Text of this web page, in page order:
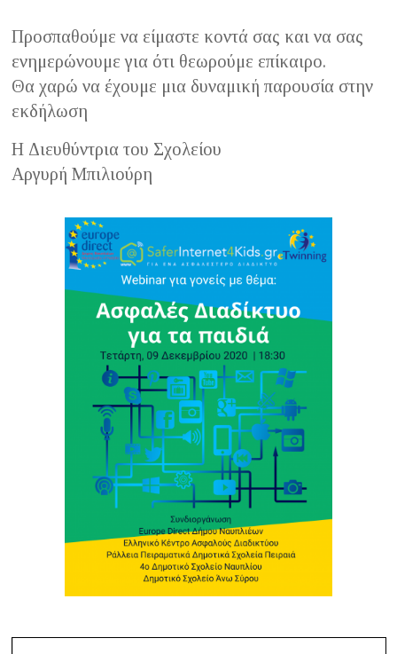
Προσπαθούμε να είμαστε κοντά σας και να σας
ενημερώνουμε για ότι θεωρούμε επίκαιρο.
Θα χαρώ να έχουμε μια δυναμική παρουσία στην
εκδήλωση
Η Διευθύντρια του Σχολείου
Αργυρή Μπιλιούρη